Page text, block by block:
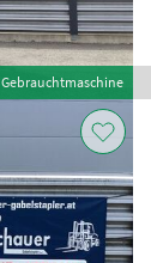
Gebrauchtmaschine